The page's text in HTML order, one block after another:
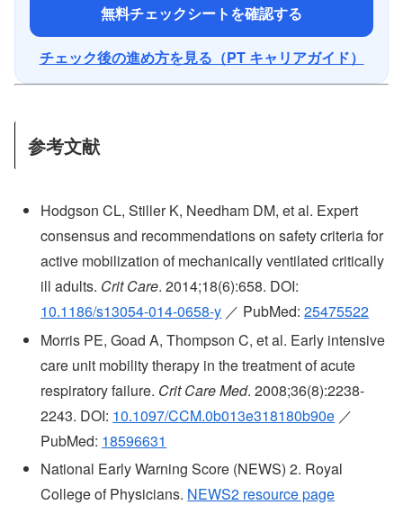
無料チェックシートを確認する
チェック後の進め方を見る（PT キャリアガイド）
参考文献
Hodgson CL, Stiller K, Needham DM, et al. Expert
consensus and recommendations on safety criteria for
active mobilization of mechanically ventilated critically
ill adults. Crit Care. 2014;18(6):658. DOI:
10.1186/s13054-014-0658-y ／ PubMed:25475522
Morris PE, Goad A, Thompson C, et al. Early intensive
care unit mobility therapy in the treatment of acute
respiratory failure. Crit Care Med. 2008;36(8):2238-
2243. DOI: 10.1097/CCM.0b013e318180b90e ／
PubMed: 18596631
National Early Warning Score (NEWS) 2. Royal
College of Physicians. NEWS2 resource page